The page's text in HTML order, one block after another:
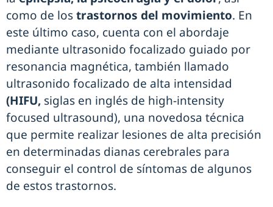
como de lostrastornos del movimiento. En
este último caso, cuenta con el abordaje
mediante ultrasonido focalizado guiado por
resonancia magnética, también llamado
ultrasonido focalizado de alta intensidad
(HIFU, siglas en inglés de high-intensity
focused ultrasound), una novedosa técnica
que permite realizar lesiones de alta precisión
en determinadas dianas cerebrales para
conseguir el control de síntomas de algunos
de estos trastornos.